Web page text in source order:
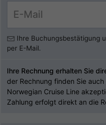
Ihre Buchungsbestätigung
per E-Mail.
Ihre Rechnung erhalten Sie
der Rechnung finden Sie
Norwegian Cruise Line
Zahlung erfolgt direkt an die